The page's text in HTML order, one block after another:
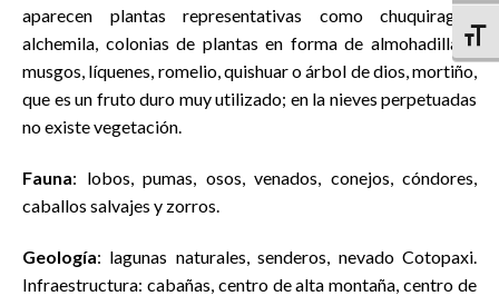
aparecen plantas representativas como chuquiragua,
alchemila, colonias de plantas en forma de almohadillas ,
musgos, líquenes, romelio, quishuar o árbol de dios, mortiño,
que es un fruto duro muy utilizado; en la nieves perpetuadas
no existe vegetación.
Fauna: lobos, pumas, osos, venados, conejos, cóndores,
caballos salvajes y zorros.
Geología: lagunas naturales, senderos, nevado Cotopaxi.
Infraestructura: cabañas, centro de alta montaña, centro de